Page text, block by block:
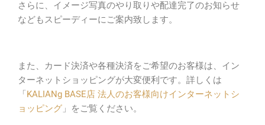
さらに、イメージ写真のやり取りや配達完了のお知らせ
などもスピーディーにご案内致します。
また、カード決済や各種決済をご希望のお客様は、イン
ターネットショッピングが大変便利です。詳しくは
「KALIANg BASE店 法人のお客様向けインターネットシ
ョッピング 」をご覧ください。